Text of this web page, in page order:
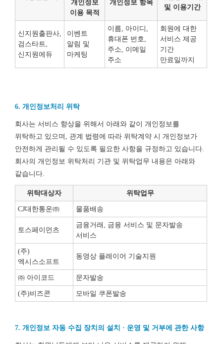
개인정보
이용 목적
개인정보 항목
및 이용기간
신지원출판사,
검스타트,
신지원에듀
이벤트
알림 및
마케팅
이름, 아이디,
휴대폰 번호,
주소, 이메일
주소
회원에 대한
서비스 제공
기간
만료일까지
6. 개인정보처리 위탁
회사는 서비스 향상을 위해서 아래와 같이 개인정보를
위탁하고 있으며, 관계 법령에 따라 위탁계약 시 개인정보가
안전하게 관리될 수 있도록 필요한 사항을 규정하고 있습니다.
회사의 개인정보 위탁처리 기관 및 위탁업무 내용은 아래와
같습니다.
위탁대상자 위탁업무
CJ대한통운㈜ 물품배송
토스페이먼츠
금융거래, 금융 서비스 및 문자발송
서비스
(주)
엑시스소프트
동영상 플레이어 기술지원
㈜ 아이코드 문자발송
(주)비즈콘 모바일 쿠폰발송
7. 개인정보 자동 수집 장치의 설치 · 운영 및 거부에 관한 사항